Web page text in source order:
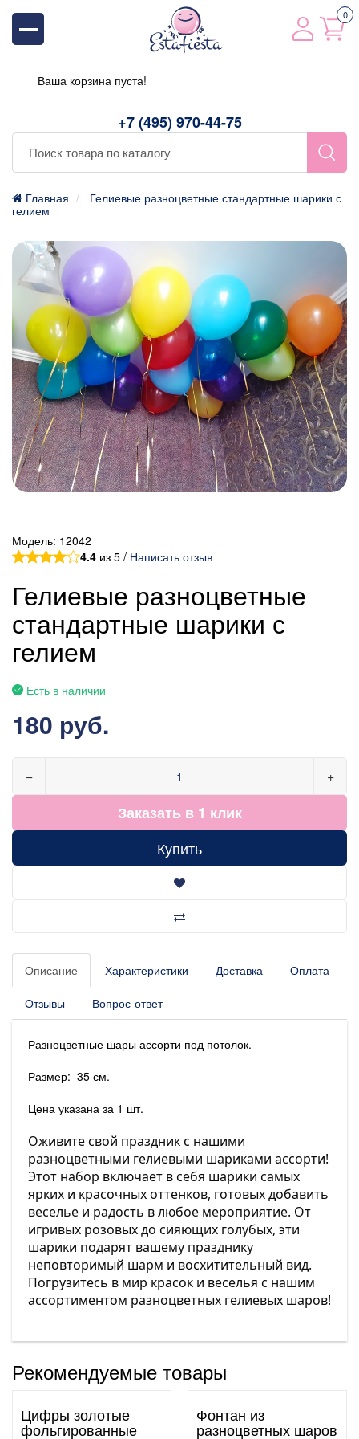
+7 (495) 970-44-75
0
Ваша корзина пуста!
Главная
Гелиевые разноцветные стандартные шарики с
гелием
Модель: 12042
4.4 из 5 / Написать отзыв
Гелиевые разноцветные
стандартные шарики с
гелием
Есть в наличии
180 руб.
− +
Заказать в 1 клик
Купить
Описание Характеристики Доставка Оплата
Отзывы Вопрос-ответ
Разноцветные шары ассорти под потолок.
Размер: 35 см.
Цена указана за 1 шт.
Оживите свой праздник с нашими
разноцветными гелиевыми шариками ассорти!
Этот набор включает в себя шарики самых
ярких и красочных оттенков, готовых добавить
веселье и радость в любое мероприятие. От
игривых розовых до сияющих голубых, эти
шарики подарят вашему празднику
неповторимый шарм и восхитительный вид.
Погрузитесь в мир красок и веселья с нашим
ассортиментом разноцветных гелиевых шаров!
Рекомендуемые товары
Цифры золотые
фольгированные
Фонтан из
разноцветных шаров